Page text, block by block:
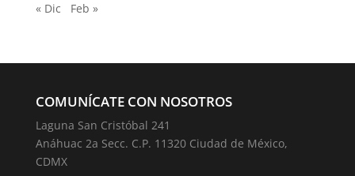
« Dic
Feb »
COMUNÍCATE CON NOSOTROS
Laguna San Cristóbal 241
Anáhuac 2a Secc. C.P. 11320 Ciudad de México,
CDMX